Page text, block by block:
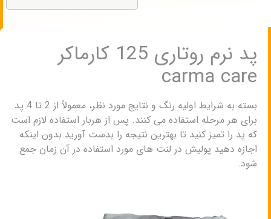
پد نرم روتاری 125 کارماکر
carma care
بسته به شرایط اولیه رنگ و نتایج مورد نظر، معمولاً از 2 تا 4 پد
برای هر مرحله استفاده می کنند. پس از هربار استفاده لازم است
که پد را تمیز کنید تا بهترین نتیجه را بدست آورید.بدون اینکه
اجازه دهید پولیش در لنت های مورد استفاده در آن زمان جمع
شود.